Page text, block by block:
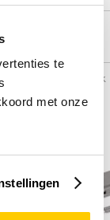
te
met onze
Vergelijk